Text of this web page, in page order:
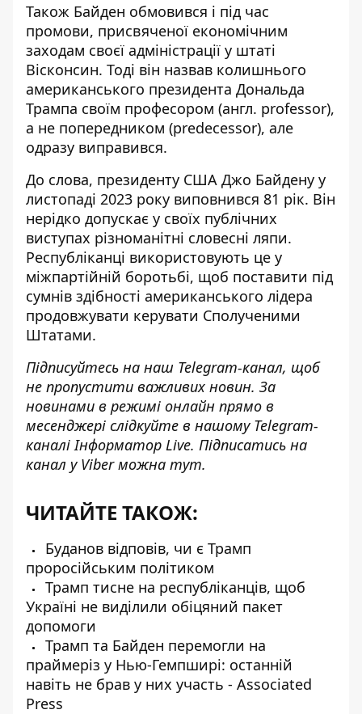
Також Байден обмовився і під час
промови, присвяченої економічним
заходам своєї адміністрації у штаті
Вісконсин. Тоді він назвав колишнього
американського президента Дональда
Трампа своїм професором (англ. professor),
а не попередником (predecessor), але
одразу виправився.
До слова, президенту США Джо Байдену у
листопаді 2023 року виповнився 81 рік. Він
нерідко допускає у своїх публічних
виступах різноманітні словесні ляпи.
Республіканці використовують це у
міжпартійній боротьбі, щоб поставити під
сумнів здібності американського лідера
продовжувати керувати Сполученими
Штатами.
Підписуйтесь на наш Telegram-канал, щоб
не пропустити важливих новин. За
новинами в режимі онлайн прямо в
месенджері слідкуйте в нашому Telegram-
каналіІнформатор Live. Підписатись на
канал у Viber можна тут.
ЧИТАЙТЕ ТАКОЖ:
Буданов відповів, чи є Трамп
проросійським політиком
Трамп тисне на республіканців, щоб
Україні не виділили обіцяний пакет
допомоги
Трамп та Байден перемогли на
праймеріз у Нью-Гемпширі: останній
навіть не брав у них участь - Associated
Press